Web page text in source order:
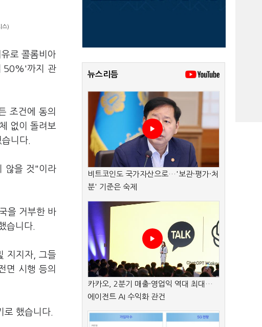
스)
로 콜롬비아
50%'까지 관
조건에 동의
없이 돌려보
니다.
않을 것"이라
을 거부한 바
습니다.
지지자, 그들
면 시행 등의
했습니다.
뉴스리듬
비트코인도 국가자산으로…'보관·평가·처
분' 기준은 숙제
카카오, 2분기 매출·영업익 역대 최대…
에이전트 AI 수익화 관건